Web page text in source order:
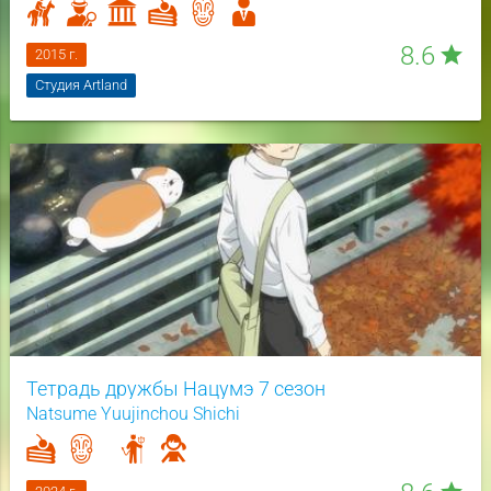
8.6 star
2015 г.
Студия Artland
Тетрадь дружбы Нацумэ 7 сезон
Natsume Yuujinchou Shichi